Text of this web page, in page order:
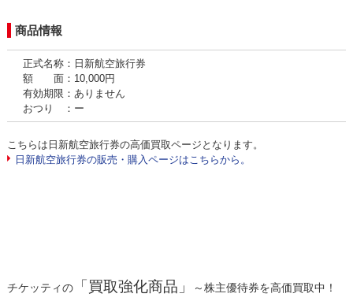
商品情報
正式名称：日新航空旅行券
額 面：10,000円
有効期限：ありません
おつり ：ー
こちらは日新航空旅行券の高価買取ページとなります。
日新航空旅行券の販売・購入ページはこちらから。
チケッティの「買取強化商品」
～株主優待券を高価買取中！